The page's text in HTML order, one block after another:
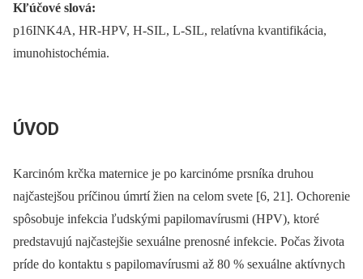
Kľúčové slová:
p16INK4A, HR-HPV, H-SIL, L-SIL, relatívna kvantifikácia,
imunohistochémia.
ÚVOD
Karcinóm krčka maternice je po karcinóme prsníka druhou
najčastejšou príčinou úmrtí žien na celom svete [6, 21]. Ochorenie
spôsobuje infekcia ľudskými papilomavírusmi (HPV), ktoré
predstavujú najčastejšie sexuálne prenosné infekcie. Počas života
príde do kontaktu s papilomavírusmi až 80 % sexuálne aktívnych